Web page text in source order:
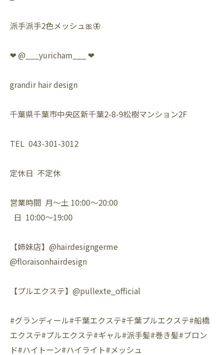
派手派手2色メッシュ🎀🦋
❤︎ @___yuricham___ ❤︎
grandir hair design
千葉県千葉市中央区新千葉2-8-9松樹マンション2F
TEL 043-301-3012
定休日 不定休
営業時間 月〜土 10:00〜20:00
日 10:00〜19:00
【姉妹店】@hairdesigngerme
@floraisonhairdesign
【プルエクステ】@pullexte_official
#グランディール#千葉エクステ#千葉プルエクステ#船橋
エクステ#プルエクステ#ギャル#派手髪#巻き髪#ブロン
ド#ハイトーン#ハイライト#メッシュ